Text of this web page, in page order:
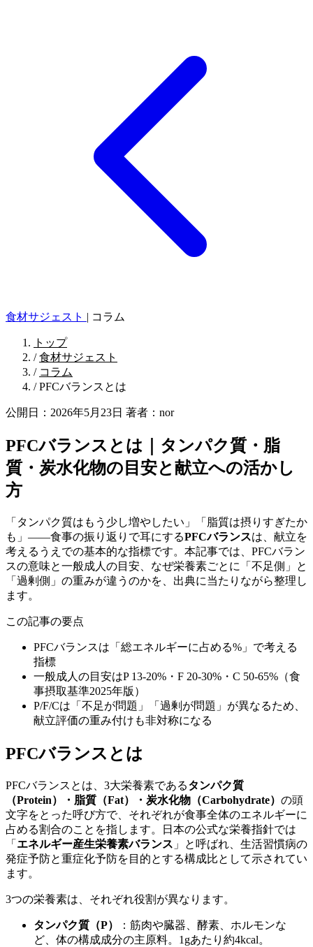
食材サジェスト | コラム
トップ
/ 食材サジェスト
/ コラム
/ PFCバランスとは
公開日：2026年5月23日 著者：nor
PFCバランスとは｜タンパク質・脂
質・炭水化物の目安と献立への活かし
方
「タンパク質はもう少し増やしたい」「脂質は摂りすぎたか
も」——食事の振り返りで耳にするPFCバランスは、献立を
考えるうえでの基本的な指標です。本記事では、PFCバラン
スの意味と一般成人の目安、なぜ栄養素ごとに「不足側」と
「過剰側」の重みが違うのかを、出典に当たりながら整理し
ます。
この記事の要点
PFCバランスは「総エネルギーに占める%」で考える
指標
一般成人の目安はP 13-20%・F 20-30%・C 50-65%（食
事摂取基準2025年版）
P/F/Cは「不足が問題」「過剰が問題」が異なるため、
献立評価の重み付けも非対称になる
PFCバランスとは
PFCバランスとは、3大栄養素であるタンパク質
（Protein）・脂質（Fat）・炭水化物（Carbohydrate） の頭
文字をとった呼び方で、それぞれが食事全体のエネルギーに
占める割合のことを指します。日本の公式な栄養指針では
「 エネルギー産生栄養素バランス 」と呼ばれ、生活習慣病の
発症予防と重症化予防を目的とする構成比として示されてい
ます。
3つの栄養素は、それぞれ役割が異なります。
タンパク質（P）
：筋肉や臓器、酵素、ホルモンな
ど、体の構成成分の主原料。1gあたり約4kcal。